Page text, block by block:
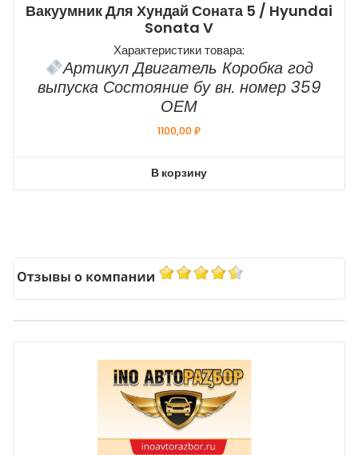
Вакуумник Для Хундай Соната 5 / Hyundai
Sonata V
Характеристики товара:
Артикул Двигатель Коробка год
выпуска Состояние бу вн. номер 359
ОЕМ
1100,00₽
В корзину